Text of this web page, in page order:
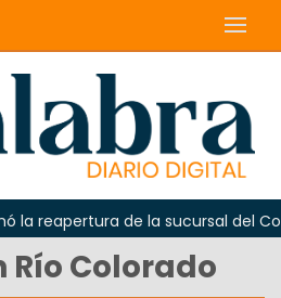
reapertura de la sucursal del
Río Colorado